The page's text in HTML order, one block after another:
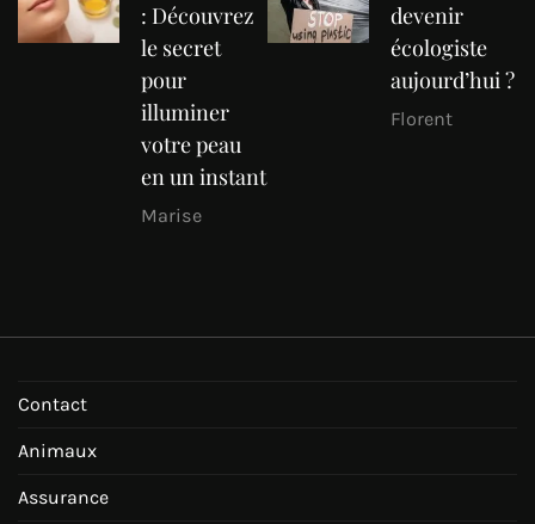
: Découvrez
le secret
pour
illuminer
votre peau
en un instant
Marise
devenir
écologiste
aujourd’hui ?
Florent
Contact
Animaux
Assurance